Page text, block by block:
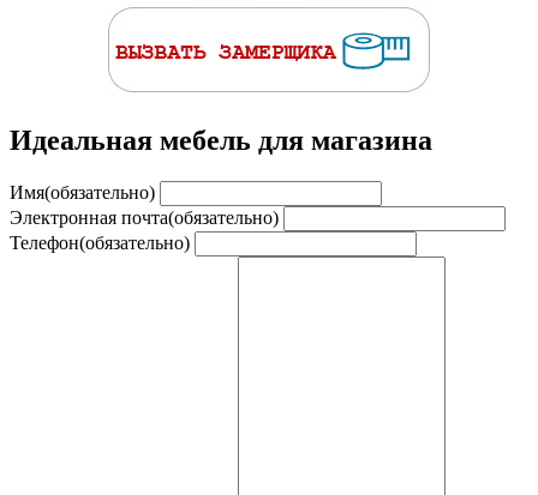
Идеальная мебель для магазина
Имя(обязательно)
Электронная почта(обязательно)
Телефон(обязательно)